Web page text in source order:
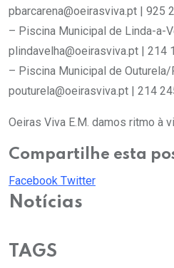
pbarcarena@oeirasviva.pt | 925
– Piscina Municipal de Linda-a-
plindavelha@oeirasviva.pt | 214
– Piscina Municipal de Outurela/
pouturela@oeirasviva.pt | 214
Oeiras Viva E.M. damos ritmo à
Compartilhe esta
Facebook TwitterYoutube
LinkedIn
Whatsapp
Cloud
Notícias
TAGS